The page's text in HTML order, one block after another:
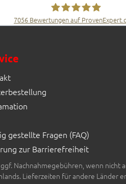
7056 Bewertungen auf
gestellte Fragen (FAQ)
zur Barrierefreiheit
Nachnahmegebühren, wenn nicht
Lieferzeiten für andere Länder